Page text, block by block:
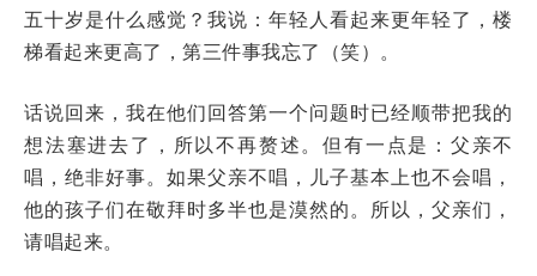
五十岁是什么感觉？我说：年轻人看起来更年轻了，楼
梯看起来更高了，第三件事我忘了（笑）。
话说回来，我在他们回答第一个问题时已经顺带把我的
想法塞进去了，所以不再赘述。但有一点是：父亲不
唱，绝非好事。如果父亲不唱，儿子基本上也不会唱，
他的孩子们在敬拜时多半也是漠然的。所以，父亲们，
请唱起来。